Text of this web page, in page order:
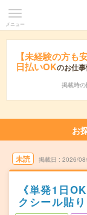
メニュー
【未経験の方も
日払いOKのお仕
掲載時の
お
未読 掲載日 2026/
《単発1日
クシール貼り